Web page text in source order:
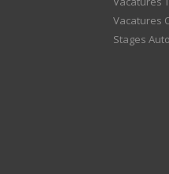
Vacatures
Stages